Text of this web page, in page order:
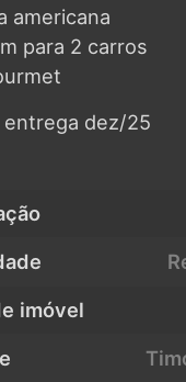
americana
para 2 carros
entrega dez/25
imóvel